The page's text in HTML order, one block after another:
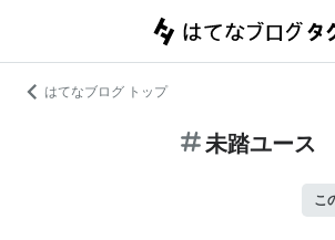
はてなブログ トップ
未踏ユース
こ